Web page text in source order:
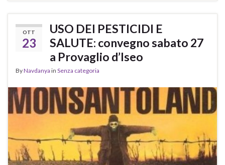
OTT
23
USO DEI PESTICIDI E
SALUTE: convegno sabato 27
a Provaglio d’Iseo
ByNavdanya in Senza categoria